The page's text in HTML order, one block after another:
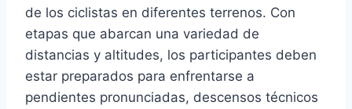
de los ciclistas en diferentes terrenos. Con
etapas que abarcan una variedad de
distancias y altitudes, los participantes deben
estar preparados para enfrentarse a
pendientes pronunciadas, descensos técnicos